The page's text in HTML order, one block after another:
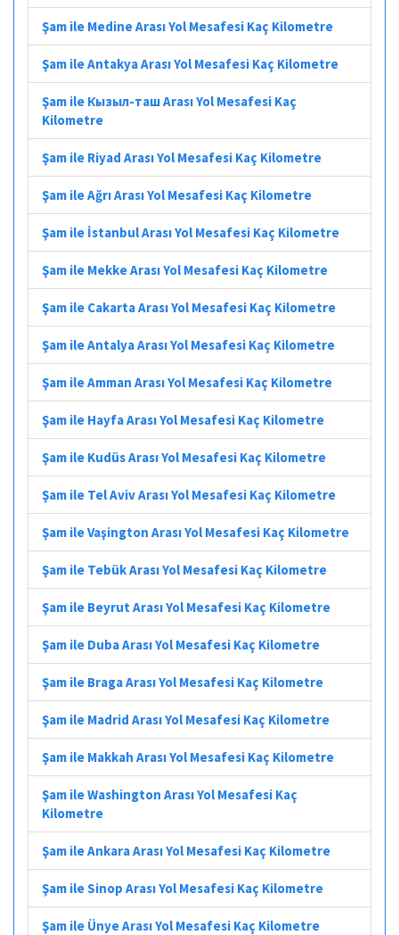
Şam ile Medine Arası Yol Mesafesi Kaç Kilometre
Şam ile Antakya Arası Yol Mesafesi Kaç Kilometre
Şam ile Кызыл-таш Arası Yol Mesafesi Kaç
Kilometre
Şam ile Riyad Arası Yol Mesafesi Kaç Kilometre
Şam ile Ağrı Arası Yol Mesafesi Kaç Kilometre
Şam ile İstanbul Arası Yol Mesafesi Kaç Kilometre
Şam ile Mekke Arası Yol Mesafesi Kaç Kilometre
Şam ile Cakarta Arası Yol Mesafesi Kaç Kilometre
Şam ile Antalya Arası Yol Mesafesi Kaç Kilometre
Şam ile Amman Arası Yol Mesafesi Kaç Kilometre
Şam ile Hayfa Arası Yol Mesafesi Kaç Kilometre
Şam ile Kudüs Arası Yol Mesafesi Kaç Kilometre
Şam ile Tel Aviv Arası Yol Mesafesi Kaç Kilometre
Şam ile Vaşington Arası Yol Mesafesi Kaç Kilometre
Şam ile Tebük Arası Yol Mesafesi Kaç Kilometre
Şam ile Beyrut Arası Yol Mesafesi Kaç Kilometre
Şam ile Duba Arası Yol Mesafesi Kaç Kilometre
Şam ile Braga Arası Yol Mesafesi Kaç Kilometre
Şam ile Madrid Arası Yol Mesafesi Kaç Kilometre
Şam ile Makkah Arası Yol Mesafesi Kaç Kilometre
Şam ile Washington Arası Yol Mesafesi Kaç
Kilometre
Şam ile Ankara Arası Yol Mesafesi Kaç Kilometre
Şam ile Sinop Arası Yol Mesafesi Kaç Kilometre
Şam ile Ünye Arası Yol Mesafesi Kaç Kilometre